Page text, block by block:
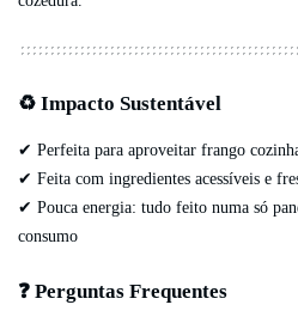
♻️ Impacto Sustentável
✔ Perfeita para aproveitar frango
✔ Feita com ingredientes acessíveis e
✔ Pouca energia: tudo feito numa só
consumo
❓ Perguntas Frequentes